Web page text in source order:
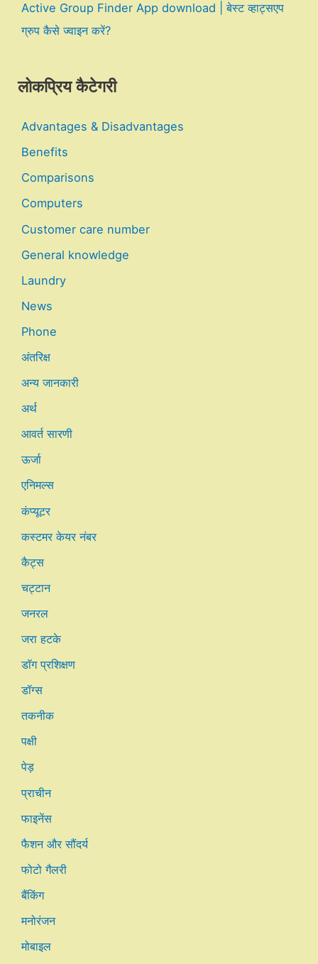
Active Group Finder App download | बेस्ट व्हाट्सएप
ग्रुप कैसे ज्वाइन करें?
लोकप्रिय कैटेगरी
Advantages & Disadvantages
Benefits
Comparisons
Computers
Customer care number
General knowledge
Laundry
News
Phone
अंतरिक्ष
अन्य जानकारी
अर्थ
आवर्त सारणी
ऊर्जा
एनिमल्स
कंप्यूटर
कस्टमर केयर नंबर
कैट्स
चट्टान
जनरल
जरा हटके
डॉग प्रशिक्षण
डॉग्स
तकनीक
पक्षी
पेड़
प्राचीन
फाइनेंस
फैशन और सौंदर्य
फोटो गैलरी
बैंकिंग
मनोरंजन
मोबाइल